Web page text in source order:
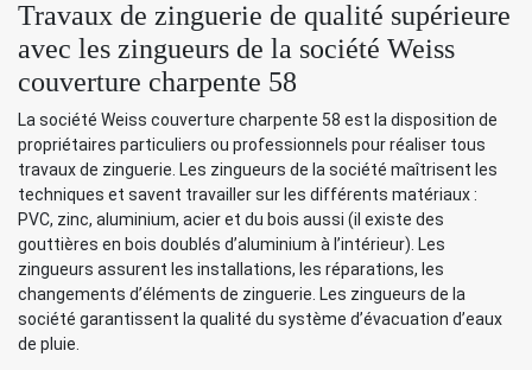
Travaux de zinguerie de qualité supérieure
avec les zingueurs de la société Weiss
couverture charpente 58
La société Weiss couverture charpente 58 est la disposition de
propriétaires particuliers ou professionnels pour réaliser tous
travaux de zinguerie. Les zingueurs de la société maîtrisent les
techniques et savent travailler sur les différents matériaux :
PVC, zinc, aluminium, acier et du bois aussi (il existe des
gouttières en bois doublés d’aluminium à l’intérieur). Les
zingueurs assurent les installations, les réparations, les
changements d’éléments de zinguerie. Les zingueurs de la
société garantissent la qualité du système d’évacuation d’eaux
de pluie.